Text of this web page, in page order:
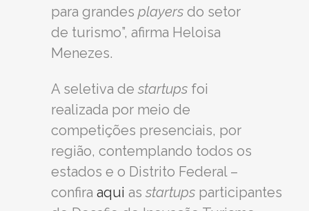
para grandes players do setor
de turismo”, afirma Heloisa
Menezes.
A seletiva de startups foi
realizada por meio de
competições presenciais, por
região, contemplando todos os
estados e o Distrito Federal –
confira aqui as startups participantes